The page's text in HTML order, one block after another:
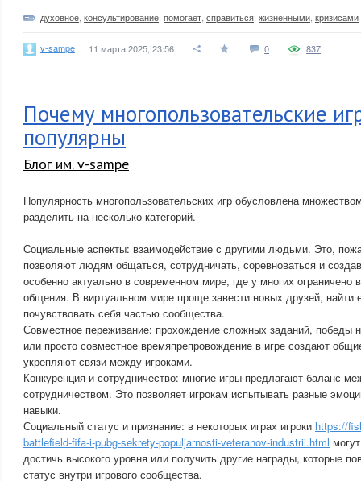
духовное консультирование помогает справиться жизненными кризисами
v-sampe 11 марта 2025, 23:56 0 837
Почему многопользовательские
популярны
Блог им. v-sampe
Популярность многопользовательских игр обусловлена
разделить на несколько категорий.
Социальные аспекты: взаимодействие с другими людьми. Это,
позволяют людям общаться, сотрудничать, соревноваться и
особенно актуально в современном мире, где у многих ограничено
общения. В виртуальном мире проще завести новых друзей, найти
почувствовать себя частью сообщества.
Совместное переживание: прохождение сложных заданий, победы
или просто совместное времяпрепровождение в игре создают
укрепляют связи между игроками.
Конкуренция и сотрудничество: многие игры предлагают баланс
сотрудничеством. Это позволяет игрокам испытывать разные
навыки.
Социальный статус и признание: в некоторых играх игроки https://
battlefield-fifa-i-pubg-sekrety-populjarnosti-veteranov-industrii.html
достичь высокого уровня или получить другие награды, которые
статус внутри игрового сообщества.